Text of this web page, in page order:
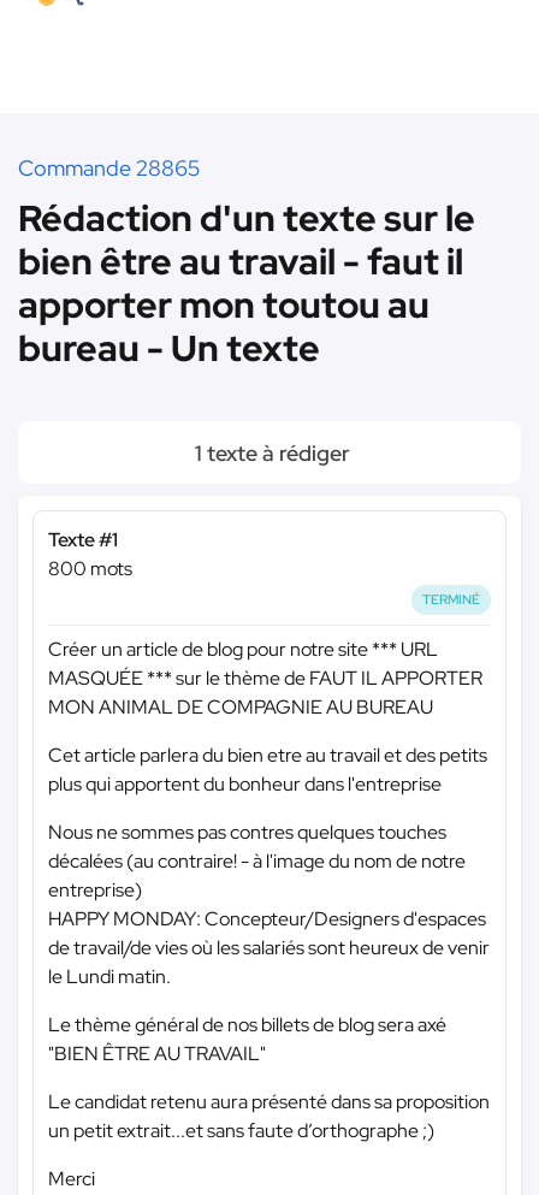
Commande 28865
Rédaction d'un texte sur le
bien être au travail - faut il
apporter mon toutou au
bureau - Un texte
1 texte à rédiger
Texte #1
800 mots
TERMINÉ
Créer un article de blog pour notre site*** URL
MASQUÉE ***sur le thème de FAUT IL APPORTER
MON ANIMAL DE COMPAGNIE AU BUREAU
Cet article parlera du bien etre au travail et des petits
plus qui apportent du bonheur dans l'entreprise
Nous ne sommes pas contres quelques touches
décalées (au contraire! - à l'image du nom de notre
entreprise)
HAPPY MONDAY: Concepteur/Designers d'espaces
de travail/de vies où les salariés sont heureux de venir
le Lundi matin.
Le thème général de nos billets de blog sera axé
"BIEN ÊTRE AU TRAVAIL"
Le candidat retenu aura présenté dans sa proposition
un petit extrait...et sans faute d’orthographe ;)
Merci